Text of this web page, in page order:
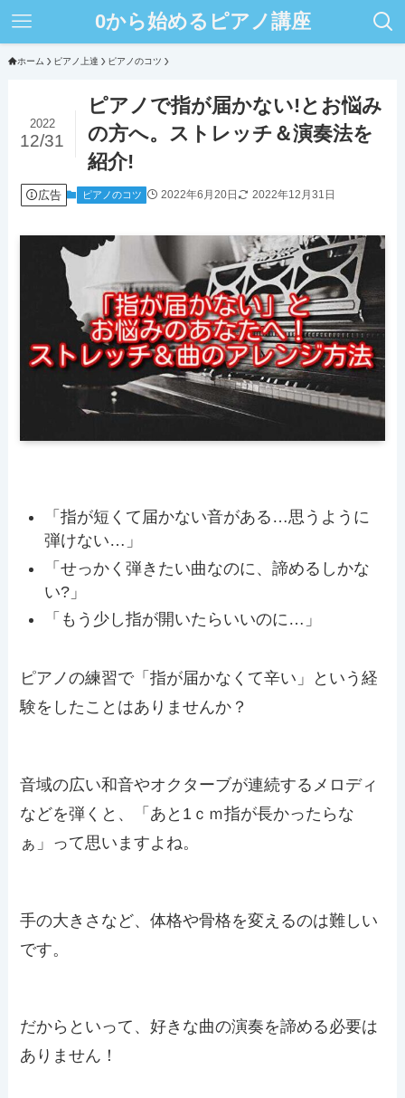
0から始めるピアノ講座
ホーム ピアノ上達 ピアノのコツ
ピアノで指が届かない!とお悩み
の方へ。ストレッチ＆演奏法を
紹介!
2022
12/31
広告 ピアノのコツ 2022年6月20日 2022年12月31日
「指が短くて届かない音がある…思うように
弾けない…」
「せっかく弾きたい曲なのに、諦めるしかな
い?」
「もう少し指が開いたらいいのに…」
ピアノの練習で「指が届かなくて辛い」という経
験をしたことはありませんか？
音域の広い和音やオクターブが連続するメロディ
などを弾くと、「あと1ｃｍ指が長かったらな
ぁ」って思いますよね。
手の大きさなど、体格や骨格を変えるのは難しい
です。
だからといって、好きな曲の演奏を諦める必要は
ありません！